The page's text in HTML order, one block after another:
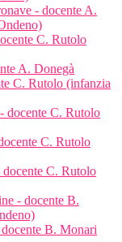
- docente A.
C. Rutolo
A. Donegà
C. Rutolo (infanzia
docente C. Rutolo
C. Rutolo
C. Rutolo
- docente B.
B. Monari